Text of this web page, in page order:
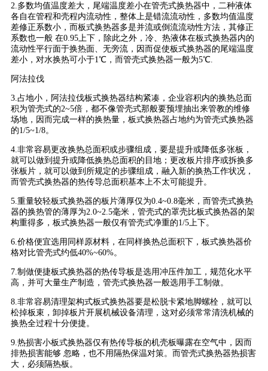
2.多数均值温度差大，尾端温度差小在管壳式换热器中，二种液体
各自在管程和壳程内流动性，整体上是错流流动性，多数均值温度
差修正系数小，而板式换热器多是并流或倒流流动性方法，其修正
系数也一般 在0.95上下，除此之外，冷、热液体在板式换热器内的
流动性平行面于换热面、无旁流，因而促使板式换热器的尾端温度
差小，对水换热可小于1℃，而管壳式换热器一般为5℃.
阿法拉伐
3.占地小，阿法拉伐板式换热器结构紧凑，企业容积内的换热总面
积为管壳式的2~5倍，都不像管壳式那般要预埋抽出来管教的维修
场地，因而完成一样的换热量，板式换热器占地约为管壳式换热器
的1/5~1/8。
4.非常容易更改换热总面积或步骤组成，要是提升或降低多张板，
就可以做到提升或降低换热总面积的目地；更改板片排序或拆换多
张板片，就可以做到所规定的步骤组成，融入新的换热工作状况，
而管壳式换热器的热传导总面积基本上不太可能提升。
5.重量较轻板式换热器的板片薄厚仅为0.4~0.8毫米，而管壳式换热
器的换热管的薄厚为2.0~2.5毫米，管壳式的罩壳比板式换热器的架
构重得多，板式换热器一般仅有管壳式净重的1/5上下。
6.价格便宜选用同样原材料，在同样换热总面积下，板式换热器价
格对比管壳式约低40%~60%。
7.制做便捷板式换热器的热传导板是选用冲压件加工，规范化水平
高，并可大量生产制造，管壳式换热器一般选用手工制做。
8.非常容易清理架构式板式换热器要是松脱卡紧地脚螺栓，就可以
松掉板束，卸掉板片开展机械设备清理，这对必须常常清洗机械的
换热全过程十分便捷。
9.热损害小板式换热器仅有热传导板的机壳板曝露在空气中，因而
排热损害能够 忽略，也不用隔热保温对策。而管壳式换热器热损害
大，必须隔热板。